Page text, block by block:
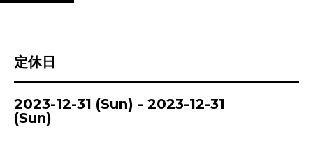
定休日
2023-12-31 (Sun) - 2023-12-31
(Sun)